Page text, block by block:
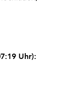
Uhr):